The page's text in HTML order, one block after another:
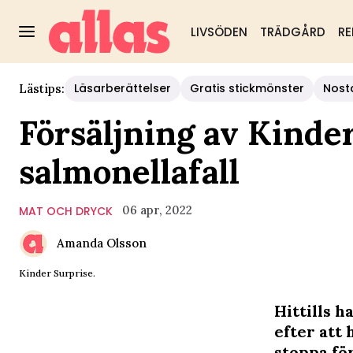
LIVSÖDEN TRÄDGÅRD
Lästips: Läsarberättelser Gratis stickmönster
Försäljning av
salmonellafall
MAT OCH DRYCK 06 apr, 2022
Amanda Olsson
Kinder Surprise.
Hittills
efter att